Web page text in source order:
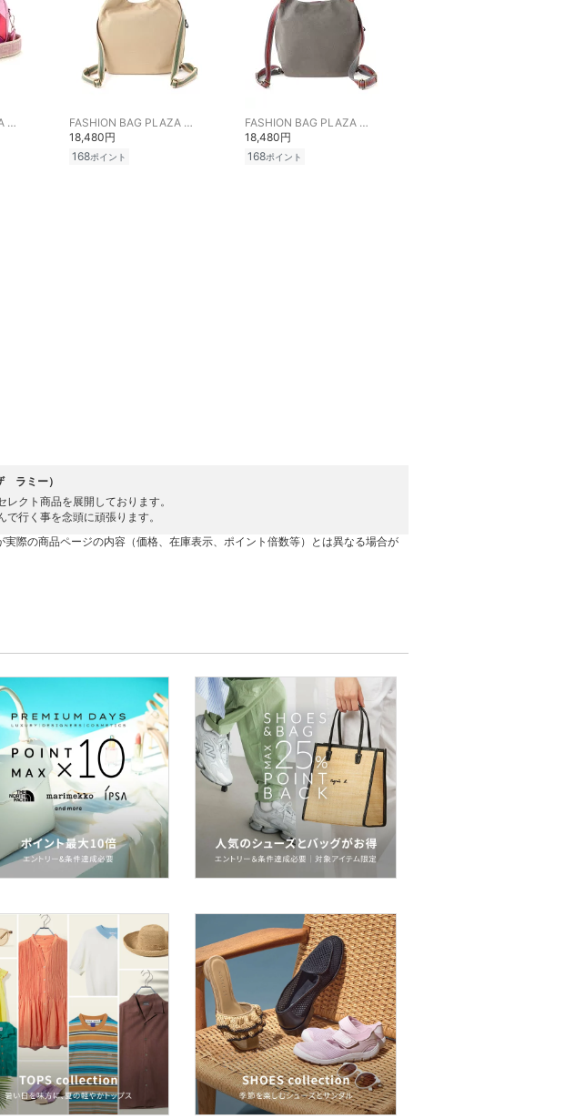
FASHION BAG PLAZA らみー
FASHION BAG PLAZA らみー
18,480円
168ポイント
FASHION BAG PLAZA らみー
18,480円
168ポイント
ラミー）
クト商品を展開しております。
行く事を念頭に頑張ります。
際の商品ページの内容（価格、在庫表示、ポイント倍数等）とは異なる場合が